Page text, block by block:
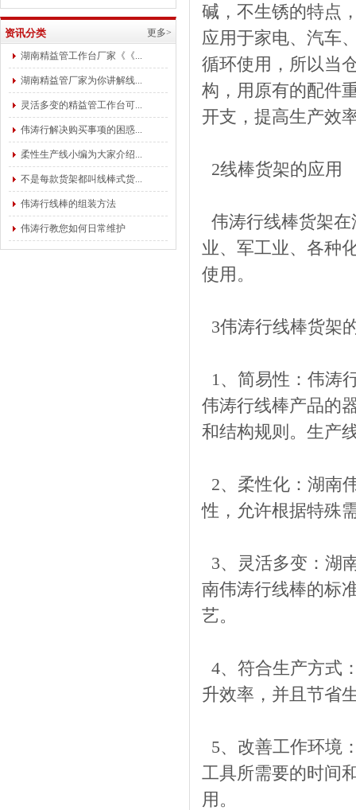
资讯分类 更多>
湖南精益管工作台厂家《《...
湖南精益管厂家为你讲解线...
灵活多变的精益管工作台可...
伟涛行解决购买事项的困惑...
柔性生产线小编为大家介绍...
不是每款货架都叫线棒式货...
伟涛行线棒的组装方法
伟涛行教您如何日常维护
碱，不生锈的特点
应用于家电、汽车
循环使用，所以当
构，用原有的配件
开支，提高生产效
2线棒货架的应用
伟涛行线棒货架
业、军工业、各种
使用。
3伟涛行线棒货架
1、简易性：伟涛
伟涛行线棒产品的
和结构规则。生产
2、柔性化：湖南
性，允许根据特殊
3、灵活多变：湖
南伟涛行线棒的标
艺。
4、符合生产方式
升效率，并且节省
5、改善工作环境
工具所需要的时间
用。